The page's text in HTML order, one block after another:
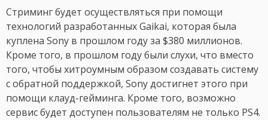
Стриминг будет осуществляться при помощи
технологий разработанных Gaikai, которая была
куплена Sony в прошлом году за $380 миллионов.
Кроме того, в прошлом году были слухи, что вместо
того, чтобы хитроумным образом создавать систему
с обратной поддержкой, Sony достигнет этого при
помощи клауд-гейминга. Кроме того, возможно
сервис будет доступен пользователям не только PS4.